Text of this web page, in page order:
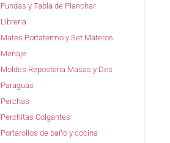
Fundas y Tabla de Planchar
Libreria
Mates Portatermo y Set Materos
Menaje
Moldes Reposteria Masas y Des
Paraguas
Perchas
Perchitas Colgantes
Portarollos de baño y cocina